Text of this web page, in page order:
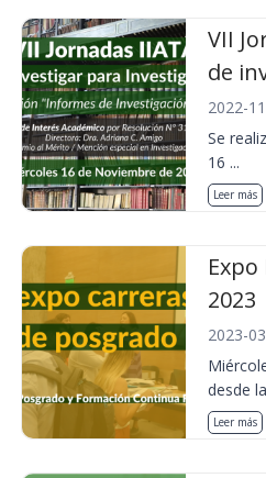
VII
de
2022-
Se
16 ...
Leer más
2023
2023-
desde
Leer más